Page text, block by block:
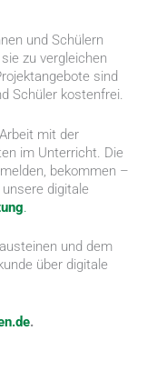
und Schülern
zu vergleichen
sind
Schüler kostenfrei.
mit der
im Unterricht. Die
bekommen –
digitale
.
und dem
über digitale
.